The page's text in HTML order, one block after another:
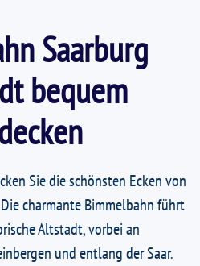
Saarburg
bequem
Sie die schönsten Ecken von
charmante Bimmelbahn führt
Altstadt, vorbei an
und entlang der Saar.